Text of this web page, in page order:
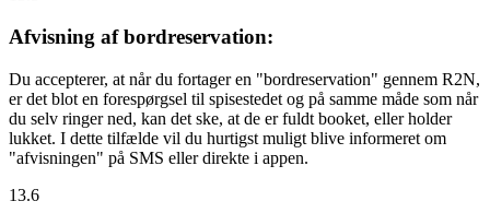
Afvisning af bordreservation:
Du accepterer, at når du fortager en "bordreservation" gennem R2N,
er det blot en forespørgsel til spisestedet og på samme måde som når
du selv ringer ned, kan det ske, at de er fuldt booket, eller holder
lukket. I dette tilfælde vil du hurtigst muligt blive informeret om
"afvisningen" på SMS eller direkte i appen.
13.6